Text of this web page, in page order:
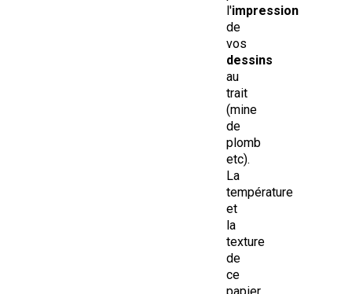
l'impression
de
vos
dessins
au
trait
(mine
de
plomb
etc).
La
température
et
la
texture
de
ce
papier